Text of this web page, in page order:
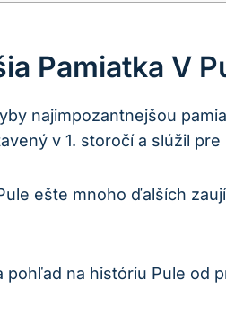
Pamiatka V
najimpozantnejšou
v 1. storočí a slúžil
ešte mnoho ďalších
pohľad na históriu Pule od